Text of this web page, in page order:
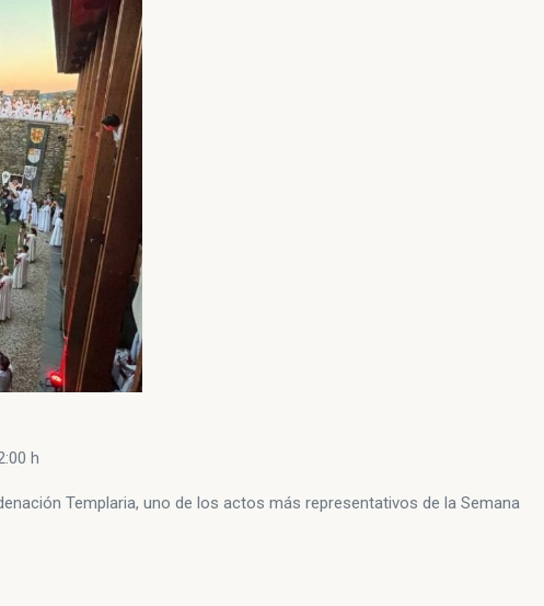
h
Templaria, uno de los actos más representativos de la Semana